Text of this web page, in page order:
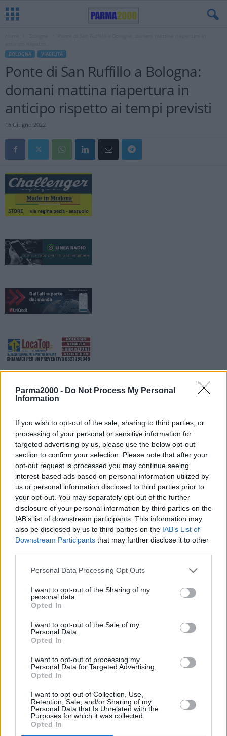
Parma2000 - Do Not Process My Personal
Information
If you wish to opt-out of the sale, sharing to third parties, or
processing of your personal or sensitive information for
targeted advertising by us, please use the below opt-out
section to confirm your selection. Please note that after your
opt-out request is processed you may continue seeing
interest-based ads based on personal information utilized by
us or personal information disclosed to third parties prior to
your opt-out. You may separately opt-out of the further
disclosure of your personal information by third parties on the
IAB’s list of downstream participants. This information may
also be disclosed by us to third parties on the IAB’s List of
Downstream Participants that may further disclose it to other
Personal Data Processing Opt Outs
I want to opt-out of the Sharing of my
personal data.
Opted In
I want to opt-out of the Sale of my
Personal Data.
Opted In
I want to opt-out of processing my
Personal Data for Targeted Advertising.
Opted In
I want to opt-out of Collection, Use,
Retention, Sale, and/or Sharing of my
Personal Data that Is Unrelated with the
Purposes for which it was collected.
Opted In
BOLOGNA VIABILITÀ
Ponte di San Ruffillo a Bologna:
domani mattina riapertura in
anticipo rispetto ai tempi previsti
16 Giugno 2022
I lavori di ripristino del parapetto del ponte di San Ruffillo si
concludono in anticipo di circa due giorni rispetto a quanto previsto.
Domani, venerdì 17 giugno, dalle ore 9 il cantiere sarà infatti
rimosso e la circolazione – che al momento è a senso unico
alternato regolato da semafori– tornerà regolare.